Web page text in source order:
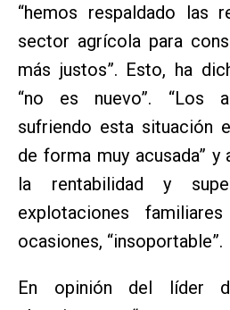
“hemos respaldado las
sector agrícola para
más justos”. Esto, ha
“no es nuevo”. “Los
sufriendo esta situación
de forma muy acusada” y
la rentabilidad y
explotaciones
ocasiones, “insoportable”.
En opinión del líder